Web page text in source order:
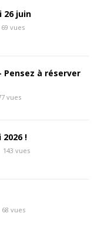
26 juin
69 vues
Pensez à réserver
vues
!
143 vues
68 vues